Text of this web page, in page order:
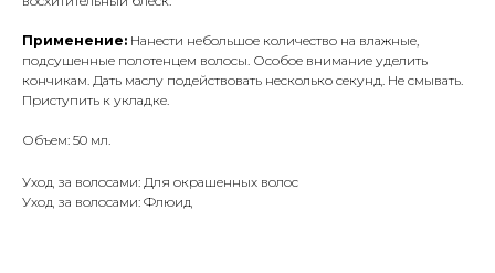
Применение: Нанести небольшое количество на влажные,
подсушенные полотенцем волосы. Особое внимание уделить
кончикам. Дать маслу подействовать несколько секунд. Не смывать.
Приступить к укладке.
Объем: 50 мл.
Уход за волосами: Для окрашенных волос
Уход за волосами: Флюид